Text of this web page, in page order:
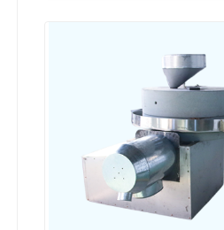
Contacter maintenant